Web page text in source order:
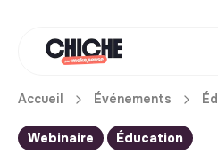
Accueil Événements
Webinaire Éducation